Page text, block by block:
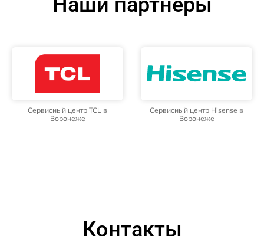
Сервисный центр TCL в
Воронеже
Сервисный центр Hisense в
Воронеже
Контакты